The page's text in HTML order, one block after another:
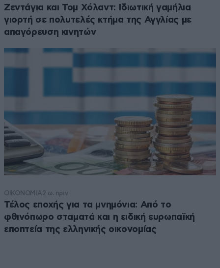
Ζεντάγια και Τομ Χόλαντ: Ιδιωτική γαμήλια
γιορτή σε πολυτελές κτήμα της Αγγλίας με
απαγόρευση κινητών
ΟΙΚΟΝΟΜΙΑ2 ω. πριν
Τέλος εποχής για τα μνημόνια: Από το
φθινόπωρο σταματά και η ειδική ευρωπαϊκή
εποπτεία της ελληνικής οικονομίας